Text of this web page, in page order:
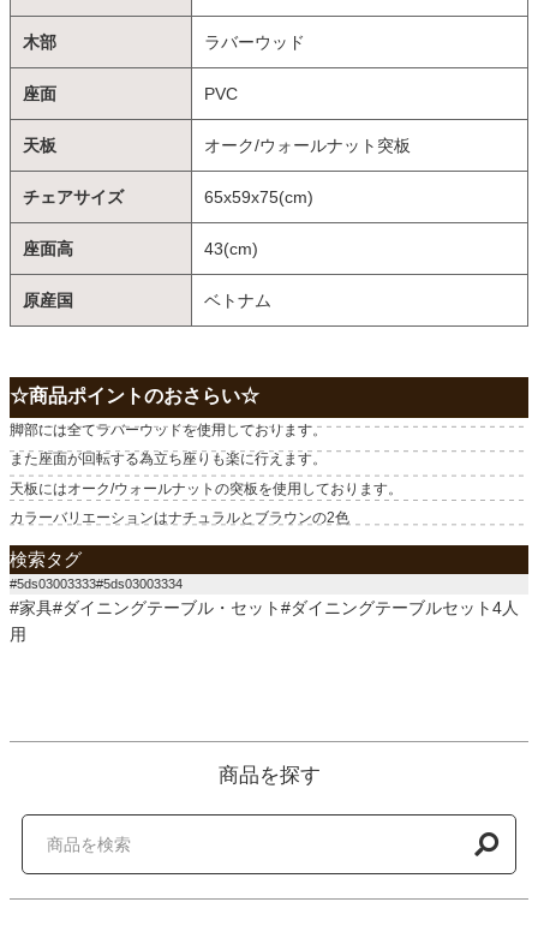
木部 ラバーウッド
座面 PVC
天板 オーク/ウォールナット突板
チェアサイズ 65x59x75(cm)
座面高 43(cm)
原産国 ベトナム
☆商品ポイントのおさらい☆
脚部には全てラバーウッドを使用しております。
また座面が回転する為立ち座りも楽に行えます。
天板にはオーク/ウォールナットの突板を使用しております。
カラーバリエーションはナチュラルとブラウンの2色
検索タグ
#5ds03003333#5ds03003334
#家具#ダイニングテーブル・セット#ダイニングテーブルセット4人
用
商品を探す